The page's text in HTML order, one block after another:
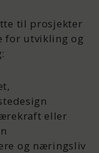
til prosjekter
for utvikling og
eller
og næringsliv